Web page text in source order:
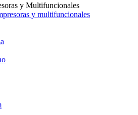
y Multifuncionales
y multifuncionales